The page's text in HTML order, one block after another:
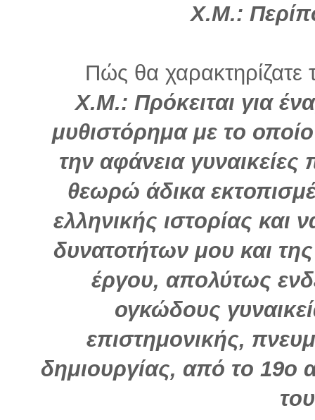
Χ.Μ.:
Πώς θα χαρακτηρίζατε
Χ.Μ.: Πρόκειται για
μυθιστόρημα με το
την αφάνεια
θεωρώ άδικα
ελληνικής ιστορίας
δυνατοτήτων μου και
έργου, απολύτως
ογκώδους
επιστημονικής,
δημιουργίας, από το 19ο